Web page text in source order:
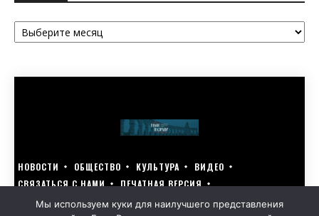
Архивы
НОВОСТИ ОБЩЕСТВО КУЛЬТУРА
ВИДЕО
СВЯЗАТЬСЯ С НАМИ
ПЕЧАТНАЯ ВЕРСИЯ
ГОЛОСУЙ ЗА БЛАГОУСТРОЙСТВО СВОЕГО ГОРОДА 15–17 МАРТА
Мы используем куки для наилучшего представления